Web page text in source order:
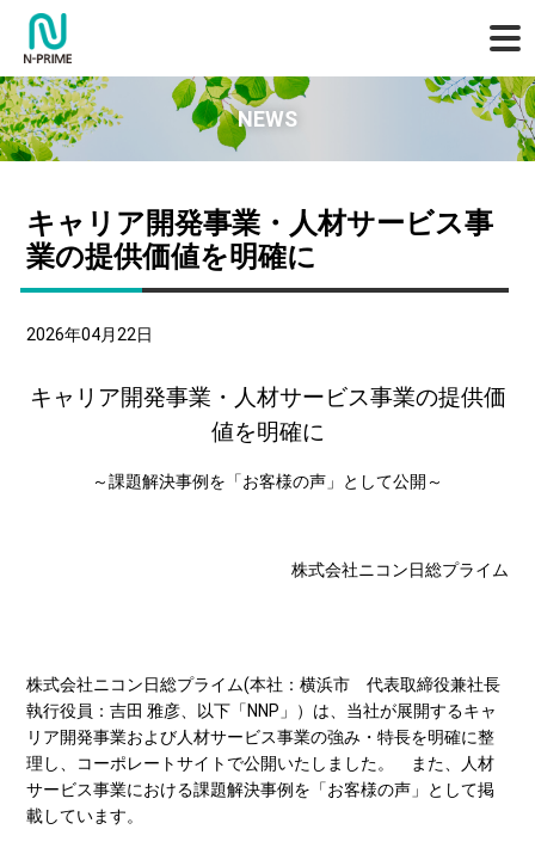
NEWS
キャリア開発事業・人材サービス事
業の提供価値を明確に
2026年04月22日
キャリア開発事業・人材サービス事業の提供価
値を明確に
～課題解決事例を「お客様の声」として公開～
株式会社ニコン日総プライム
株式会社ニコン日総プライム(本社：横浜市 代表取締役兼社長
執行役員：吉田 雅彦、以下「NNP」）は、当社が展開するキャ
リア開発事業および人材サービス事業の強み・特長を明確に整
理し、コーポレートサイトで公開いたしました。 また、人材
サービス事業における課題解決事例を「お客様の声」として掲
載しています。